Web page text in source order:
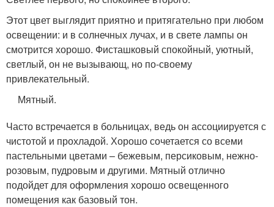
Этот цвет выглядит приятно и притягательно при любом
освещении: и в солнечных лучах, и в свете лампы он
смотрится хорошо. Фисташковый спокойный, уютный,
светлый, он не вызывающ, но по-своему
привлекательный.
Мятный.
Часто встречается в больницах, ведь он ассоциируется с
чистотой и прохладой. Хорошо сочетается со всеми
пастельными цветами – бежевым, персиковым, нежно-
розовым, пудровым и другими. Мятный отлично
подойдет для оформления хорошо освещенного
помещения как базовый тон.